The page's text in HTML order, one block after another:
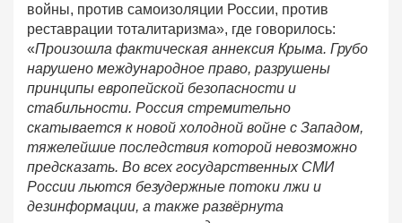
войны, против самоизоляции России, против
реставрации тоталитаризма», где говорилось:
«Произошла фактическая аннексия Крыма. Грубо
нарушено международное право, разрушены
принципы европейской безопасности и
стабильности. Россия стремительно
скатывается к новой холодной войне с Западом,
тяжелейшие последствия которой невозможно
предсказать. Во всех государственных СМИ
России льются безудержные потоки лжи и
дезинформации, а также развёрнута